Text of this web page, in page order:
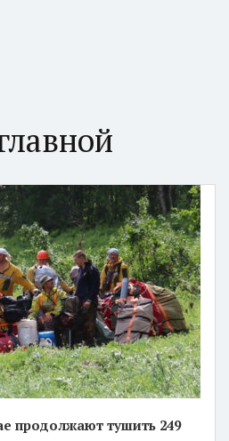
продолжают тушить 249